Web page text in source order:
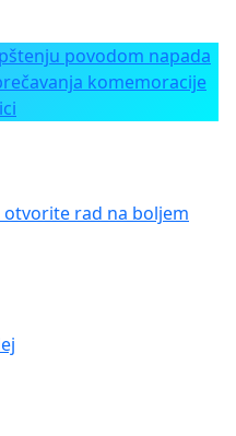
povodom napada
komemoracije
otvorite rad na boljem